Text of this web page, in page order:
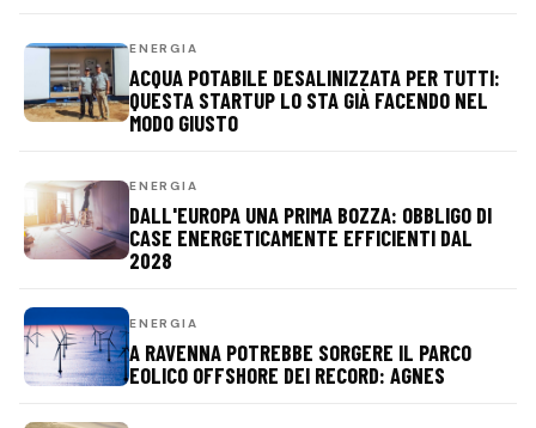
ENERGIA
ACQUA POTABILE DESALINIZZATA PER TUTTI:
QUESTA STARTUP LO STA GIÀ FACENDO NEL
MODO GIUSTO
ENERGIA
DALL'EUROPA UNA PRIMA BOZZA: OBBLIGO DI
CASE ENERGETICAMENTE EFFICIENTI DAL
2028
ENERGIA
A RAVENNA POTREBBE SORGERE IL PARCO
EOLICO OFFSHORE DEI RECORD: AGNES